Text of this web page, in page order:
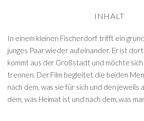
INHALT
In einem kleinen Fischerdorf trifft ein
junges Paar wieder aufeinander. Er ist
kommt aus der Großstadt und möchte
trennen. Der Film begleitet die beiden
nach dem, was sie für sich und den jeweils
dem, was Heimat ist und nach dem, was